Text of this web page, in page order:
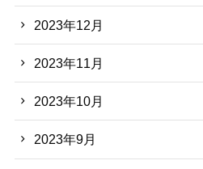
2023年12月
2023年11月
2023年10月
2023年9月